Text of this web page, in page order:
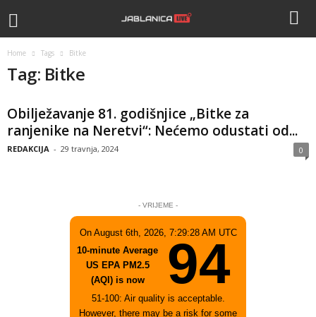
Home Tags Bitke
Tag: Bitke
Obilježavanje 81. godišnjice „Bitke za
ranjenike na Neretvi“: Nećemo odustati od...
REDAKCIJA - 29 travnja, 2024 0
- VRIJEME -
On August 6th, 2026, 7:29:28 AM UTC
10-minute Average
US EPA PM2.5
(AQI) is now
94
51-100: Air quality is acceptable.
However, there may be a risk for some